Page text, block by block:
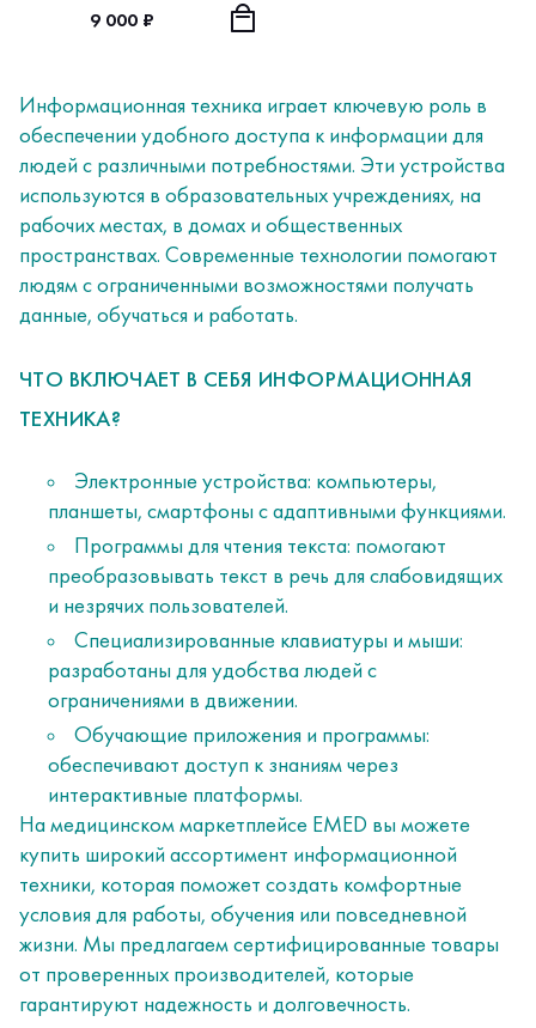
9 000 ₽
Информационная техника играет ключевую роль в
обеспечении удобного доступа к информации для
людей с различными потребностями. Эти устройства
используются в образовательных учреждениях, на
рабочих местах, в домах и общественных
пространствах. Современные технологии помогают
людям с ограниченными возможностями получать
данные, обучаться и работать.
ЧТО ВКЛЮЧАЕТ В СЕБЯ ИНФОРМАЦИОННАЯ
ТЕХНИКА?
Электронные устройства: компьютеры,
планшеты, смартфоны с адаптивными функциями.
Программы для чтения текста: помогают
преобразовывать текст в речь для слабовидящих
и незрячих пользователей.
Специализированные клавиатуры и мыши:
разработаны для удобства людей с
ограничениями в движении.
Обучающие приложения и программы:
обеспечивают доступ к знаниям через
интерактивные платформы.
На медицинском маркетплейсе EMED вы можете
купить широкий ассортимент информационной
техники, которая поможет создать комфортные
условия для работы, обучения или повседневной
жизни. Мы предлагаем сертифицированные товары
от проверенных производителей, которые
гарантируют надежность и долговечность.